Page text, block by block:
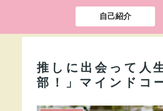
自己紹介
推しに出会って人
部！」マインドコ